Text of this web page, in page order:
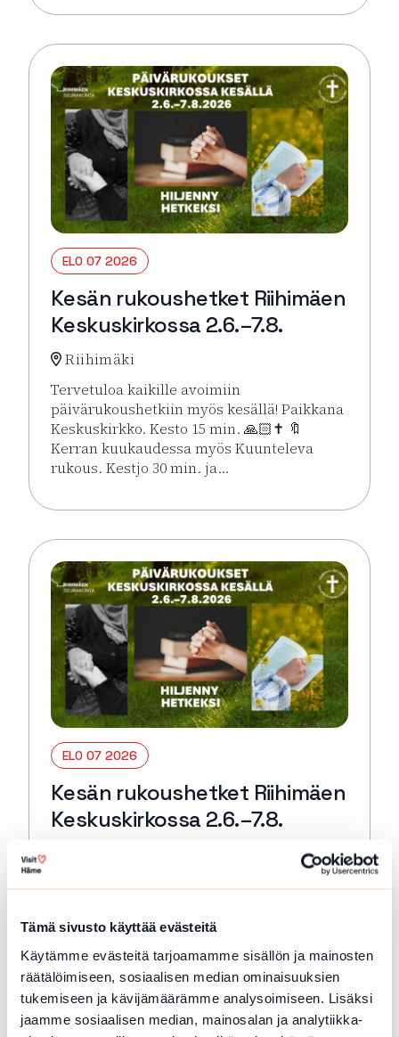
Tämä sivusto käyttää evästeitä
Käytämme evästeitä tarjoamamme sisällön ja mainosten
räätälöimiseen, sosiaalisen median ominaisuuksien
tukemiseen ja kävijämäärämme analysoimiseen. Lisäksi
jaamme sosiaalisen median, mainosalan ja analytiikka-
ELO 07 2026
Kesän rukoushetket Riihimäen
Keskuskirkossa 2.6.–7.8.
Riihimäki
Tervetuloa kaikille avoimiin
päivärukoushetkiin myös kesällä! Paikkana
Keskuskirkko. Kesto 15 min. 🙏🏻✝️ 🔖
Kerran kuukaudessa myös Kuunteleva
rukous. Kestjo 30 min. ja…
Lue lisää tapahtumasta Kesän rukoushetket
ELO 07 2026
Kesän rukoushetket Riihimäen
Keskuskirkossa 2.6.–7.8.
Tervetuloa kaikille avoimiin
Keskuskirkko. Kesto 15 min. 🙏🏻✝️ 🔖
rukous. Kestjo 30 min. ja…
Lue lisää tapahtumasta Kesän rukoushetket